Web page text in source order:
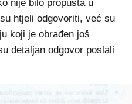
nije bilo propusta u
htjeli odgovoriti, već su
koji je obrađen još
detaljan odgovor poslali